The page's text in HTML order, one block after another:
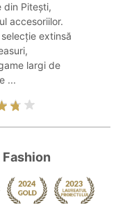
din Pitești,
accesoriilor.
extinsă
largi de
...